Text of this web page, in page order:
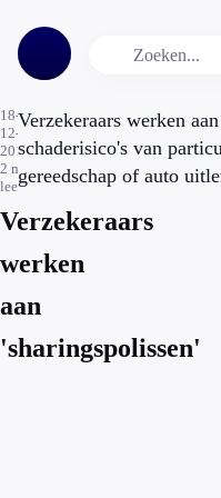
18-
12-
2014
2 min.
leestijd
Verzekeraars
werken
aan
'sharingspolissen'
Verzekeraars werken
schaderisico's van
gereedschap of auto